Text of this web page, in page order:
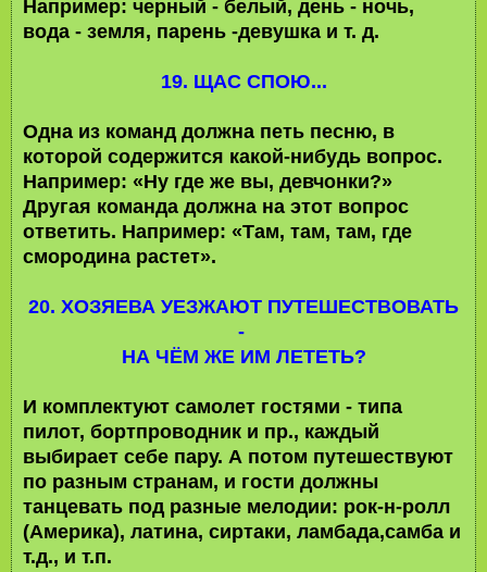
Например: черный - белый, день - ночь,
вода - земля, парень -девушка и т. д.
19. ЩАС СПОЮ...
Одна из команд должна петь песню, в
которой содержится какой-нибудь вопрос.
Например: «Ну где же вы, девчонки?»
Другая команда должна на этот вопрос
ответить. Например: «Там, там, там, где
смородина растет».
20. ХОЗЯЕВА УЕЗЖАЮТ ПУТЕШЕСТВОВАТЬ
-
НА ЧЁМ ЖЕ ИМ ЛЕТЕТЬ?
И комплектуют самолет гостями - типа
пилот, бортпроводник и пр., каждый
выбирает себе пару. А потом путешествуют
по разным странам, и гости должны
танцевать под разные мелодии: рок-н-ролл
(Америка), латина, сиртаки, ламбада,самба и
т.д., и т.п.